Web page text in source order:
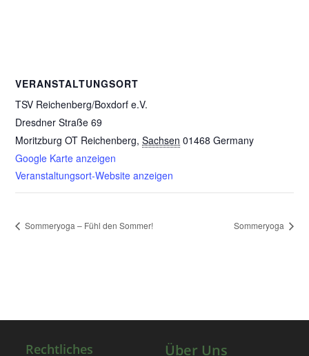
VERANSTALTUNGSORT
TSV Reichenberg/Boxdorf e.V.
Dresdner Straße 69
Moritzburg OT Reichenberg, Sachsen 01468 Germany
Google Karte anzeigen
Veranstaltungsort-Website anzeigen
Sommeryoga – Fühl den Sommer! Sommeryoga
Rechtliches Über Uns